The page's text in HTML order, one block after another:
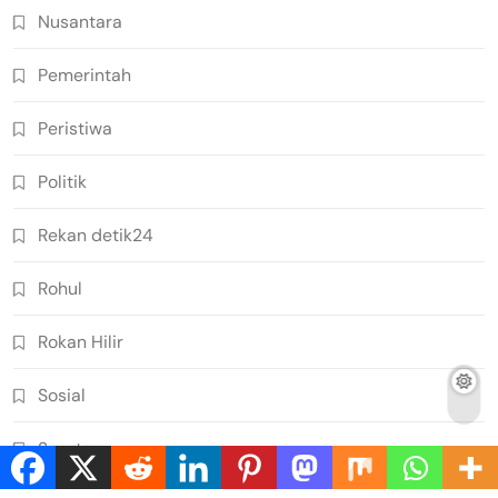
Nusantara
Pemerintah
Peristiwa
Politik
Rekan detik24
Rohul
Rokan Hilir
Sosial
Sports